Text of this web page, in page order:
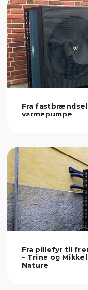
Fra
varmepumpe
Fra pillefyr til
– Trine og
Nature